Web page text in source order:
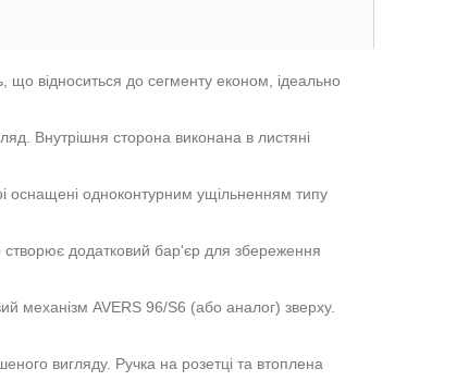
що відноситься до сегменту економ, ідеально
Внутрішня сторона виконана в листяні
оснащені одноконтурним ущільненням типу
додатковий бар'єр для збереження
механізм AVERS 96/S6 (або аналог) зверху.
вигляду. Ручка на розетці та втоплена